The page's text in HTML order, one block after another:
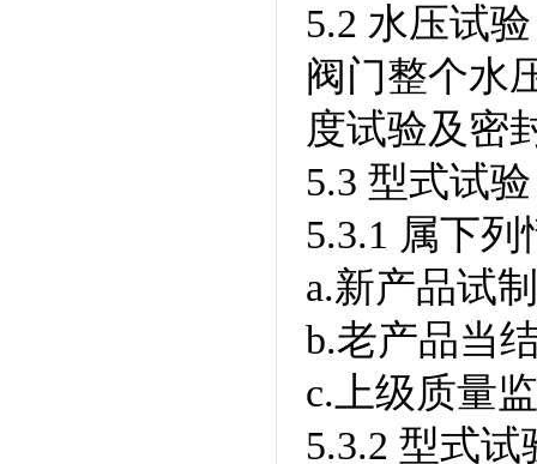
5.2 水压试验
阀门整个水
度试验及密
5.3 型式试验
5.3.1 属下
a.新产品试
b.老产品当
c.上级质量
5.3.2 型式